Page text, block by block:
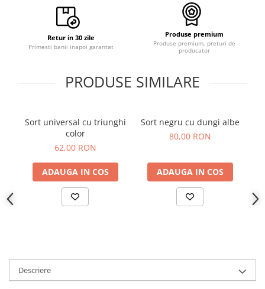
Retur in 30 zile
Primesti banii inapoi garantat
Produse premium
Produse premium, preturi de
producator
PRODUSE SIMILARE
Sort universal cu triunghi
color
62,00 RON
ADAUGA IN COS
Sort negru cu dungi albe
80,00 RON
ADAUGA IN COS
Descriere